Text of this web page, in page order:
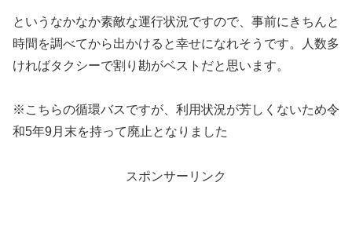
というなかなか素敵な運行状況ですので、事前にきちんと
時間を調べてから出かけると幸せになれそうです。人数多
ければタクシーで割り勘がベストだと思います。
※こちらの循環バスですが、利用状況が芳しくないため令
和5年9月末を持って廃止となりました
スポンサーリンク